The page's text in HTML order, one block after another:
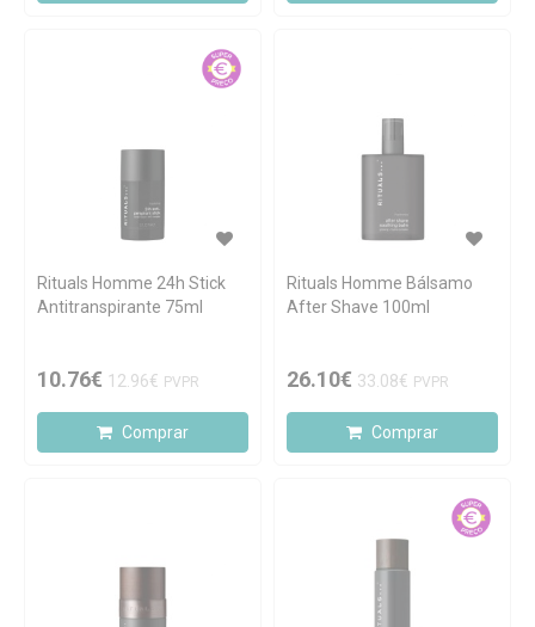
Rituals Homme 24h Stick
Antitranspirante 75ml
10.76€ 12.96€ PVPR
Comprar
Rituals Homme Bálsamo
After Shave 100ml
26.10€ 33.08€ PVPR
Comprar